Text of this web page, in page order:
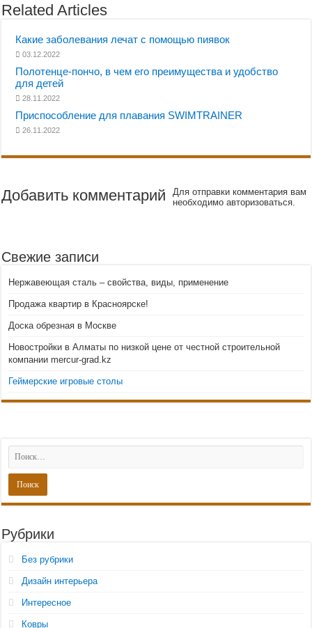
Related Articles
Какие заболевания лечат с помощью пиявок
03.12.2022
Полотенце-пончо, в чем его преимущества и удобство
для детей
28.11.2022
Приспособление для плавания SWIMTRAINER
26.11.2022
Добавить комментарий
Для отправки комментария вам
необходимо авторизоваться.
Свежие записи
Нержавеющая сталь – свойства, виды, применение
Продажа квартир в Красноярске!
Доска обрезная в Москве
Новостройки в Алматы по низкой цене от честной строительной
компании mercur-grad.kz
Геймерские игровые столы
Рубрики
Без рубрики
Дизайн интерьера
Интересное
Ковры